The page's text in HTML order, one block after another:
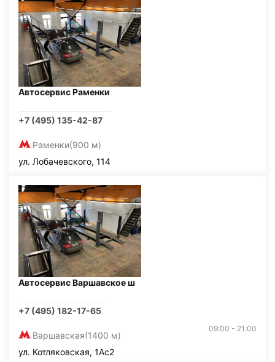
Автосервис Раменки
+7 (495) 135-42-87
Раменки(900 м)
ул. Лобачевского, 114
Автосервис Варшавское ш
+7 (495) 182-17-65
Варшавская(1400 м)
09:00 - 21:00
ул. Котляковская, 1Ас2